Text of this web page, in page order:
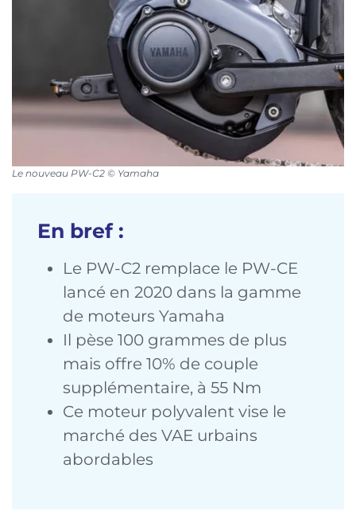
Le nouveau PW-C2 © Yamaha
En bref :
Le PW-C2 remplace le PW-CE
lancé en 2020 dans la gamme
de moteurs Yamaha
Il pèse 100 grammes de plus
mais offre 10% de couple
supplémentaire, à 55 Nm
Ce moteur polyvalent vise le
marché des VAE urbains
abordables